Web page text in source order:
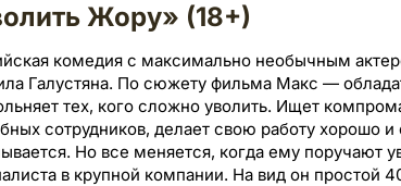
Жору» (18+)
комедия с максимально необычным
Галустяна. По сюжету фильма Макс —
тех, кого сложно уволить. Ищет
сотрудников, делает свою работу хорошо
Но все меняется, когда ему поручают
в крупной компании. На вид он простой